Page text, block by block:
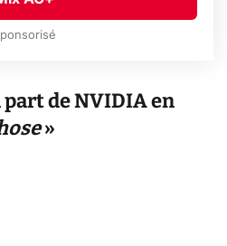
de NVIDIA en
»